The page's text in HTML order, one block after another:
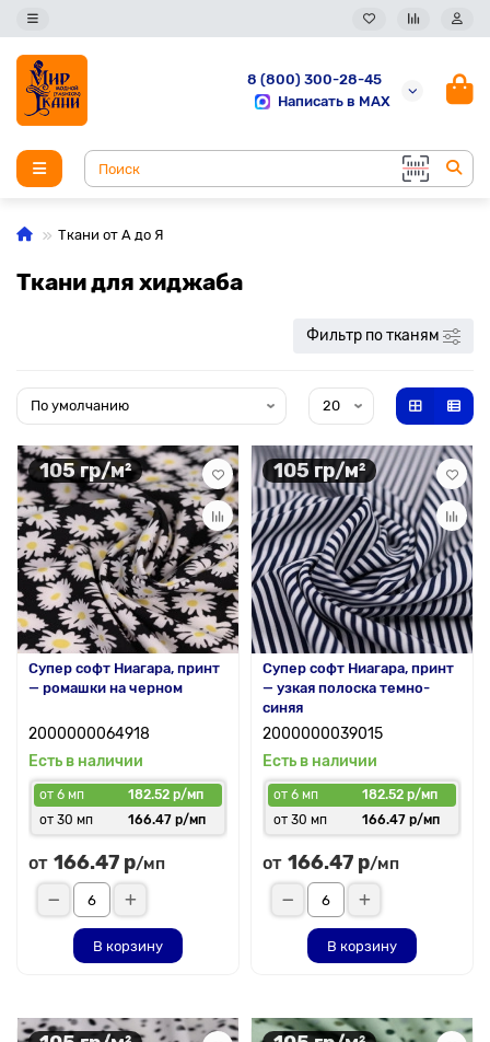
8 (800) 300-28-45
Написать в MAX
Ткани от А до Я
Ткани для хиджаба
Фильтр по тканям
105 гр/м²
Супер софт Ниагара, принт
— ромашки на черном
2000000064918
Есть в наличии
от 6 мп
182.52 р/мп
от 30 мп
166.47 р/мп
от 166.47 р/мп
В корзину
105 гр/м²
Супер софт Ниагара, принт
— узкая полоска темно-
синяя
2000000039015
Есть в наличии
от 6 мп
182.52 р/мп
от 30 мп
166.47 р/мп
от 166.47 р/мп
В корзину